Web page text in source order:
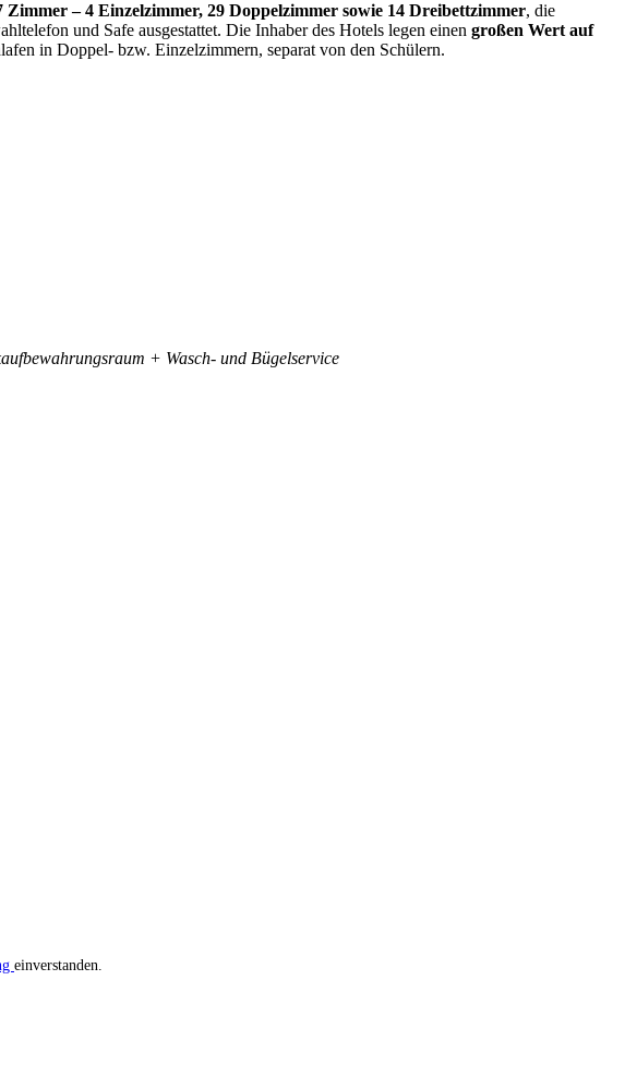
Zimmer – 4 Einzelzimmer, 29 Doppelzimmer sowie 14 Dreibettzimmer, die
und Safe ausgestattet. Die Inhaber des Hotels legen einen großen Wert auf
in Doppel- bzw. Einzelzimmern, separat von den Schülern.
+ Wasch- und Bügelservice
einverstanden.